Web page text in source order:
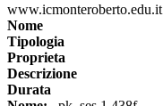
www.icmonteroberto.edu.it
Nome
Tipologia
Proprieta
Descrizione
Durata